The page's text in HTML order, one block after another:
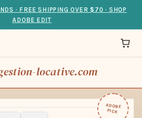
· FREE SHIPPING OVER $70 · SHOP
ADOBE EDIT
locative.com
ADOBE
PICK